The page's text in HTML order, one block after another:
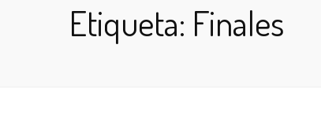
Etiqueta: Finales